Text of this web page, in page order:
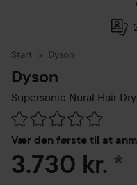
Start Dyson
Dyson
Supersonic Nural Hair
Vær den første til at
Gå til Anmeldelser &
3.730 kr. *